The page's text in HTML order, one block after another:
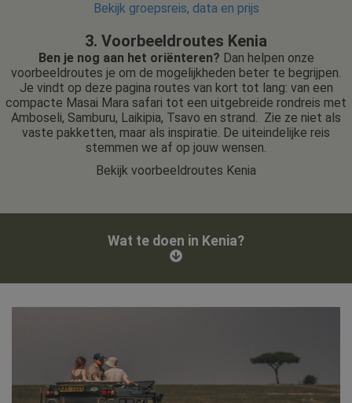
Bekijk groepsreis, data en prijs
3. Voorbeeldroutes Kenia
Ben je nog aan het oriënteren? Dan helpen onze
voorbeeldroutes je om de mogelijkheden beter te begrijpen.
Je vindt op deze pagina routes van kort tot lang: van een
compacte Masai Mara safari tot een uitgebreide rondreis met
Amboseli, Samburu, Laikipia, Tsavo en strand. Zie ze niet als
vaste pakketten, maar als inspiratie. De uiteindelijke reis
stemmen we af op jouw wensen.
Bekijk voorbeeldroutes Kenia
Wat te doen in Kenia?